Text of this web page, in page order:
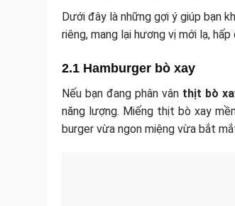
Dưới đây là những gợi ý giúp bạn
riêng, mang lại hương vị mới lạ, hấp
2.1 Hamburger bò xay
Nếu bạn đang phân vân thịt bò
năng lượng. Miếng thịt bò xay
burger vừa ngon miệng vừa bắt